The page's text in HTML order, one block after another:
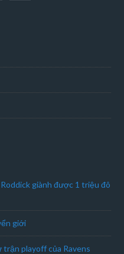
giành được 1 triệu đô
giới
trận playoff của Ravens